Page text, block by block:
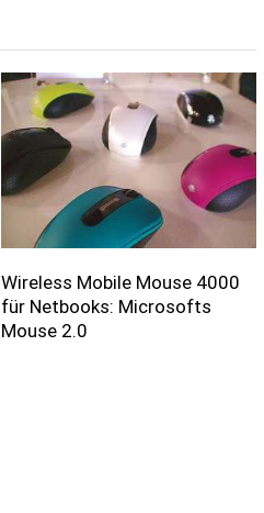
Wireless Mobile Mouse 4000
für Netbooks: Microsofts
Mouse 2.0